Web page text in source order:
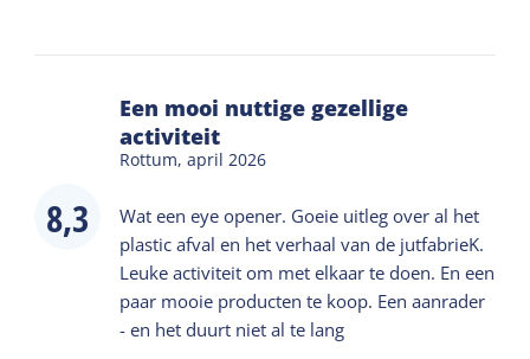
8,3
Een mooi nuttige gezellige
activiteit
Rottum,april 2026
Wat een eye opener. Goeie uitleg over al het
plastic afval en het verhaal van de jutfabrieK.
Leuke activiteit om met elkaar te doen. En een
paar mooie producten te koop. Een aanrader
- en het duurt niet al te lang